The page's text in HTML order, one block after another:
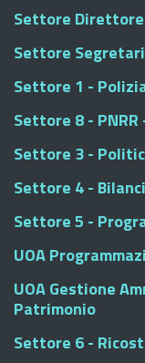
Settore Direttore
Settore
Settore 1 -
Settore 8 - PNRR
Settore 3 -
Settore 4 -
Settore 5 -
UOA
UOA Gestione
Patrimonio
Settore 6 -